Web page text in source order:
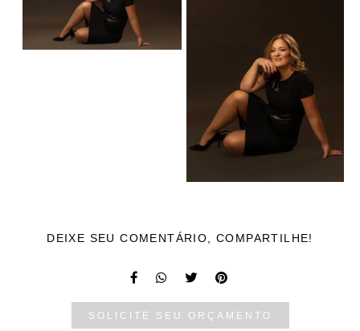
DEIXE SEU COMENTÁRIO, COMPARTILHE!
SOLICITE SEU ORÇAMENTO